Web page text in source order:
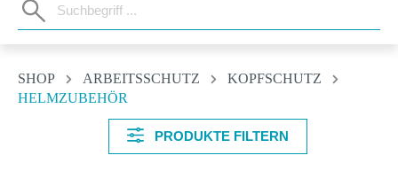
SHOP ARBEITSSCHUTZ
KOPFSCHUTZ
HELMZUBEHÖR
PRODUKTE FILTERN